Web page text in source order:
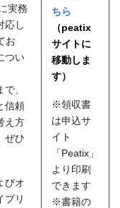
実務
応し
お
つい
、
信頼
え方
ぜひ
びオ
ブリ
ちら
（peatix
サイトに
移動しま
す）
※領収書
は申込サ
イト
「Peatix」
より印刷
できます
※書籍の